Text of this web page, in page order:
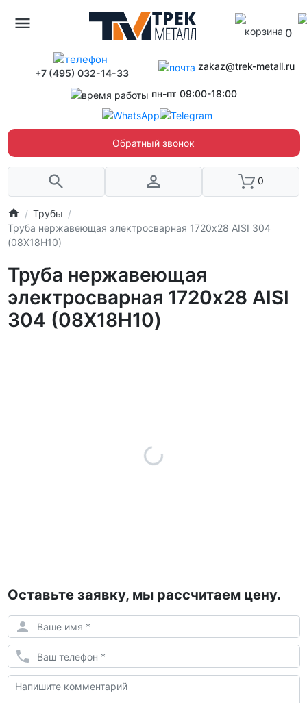
0
+7 (495) 032-14-33
zakaz@trek-metall.ru
пн-пт 09:00-18:00
Обратный звонок
0
Трубы
Труба нержавеющая электросварная 1720х28 AISI 304
(08Х18Н10)
Труба нержавеющая
электросварная 1720х28 AISI
304 (08Х18Н10)
Оставьте заявку, мы рассчитаем цену.